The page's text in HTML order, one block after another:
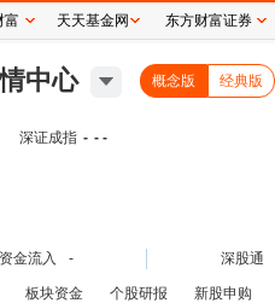
中心 概念版 经典版
深证成指 - - -
资金流入 - 深股通
板块资金 个股研报 新股申购
富 天天基金网 东方财富证券